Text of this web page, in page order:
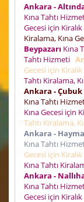
Ankara -
Kına Tahtı
Gecesi için
Kiralama, Kına
Beypazarı Kına
Tahtı Hizmeti
Gecesi için
Tahtı Kiralama,
Ankara - Çubuk
Kına Tahtı
Kına Gecesi için
Tahtı Kiralama,
Ankara -
Kına Tahtı
Gecesi için
Kına Tahtı
Ankara -
Kına Tahtı
Gecesi için